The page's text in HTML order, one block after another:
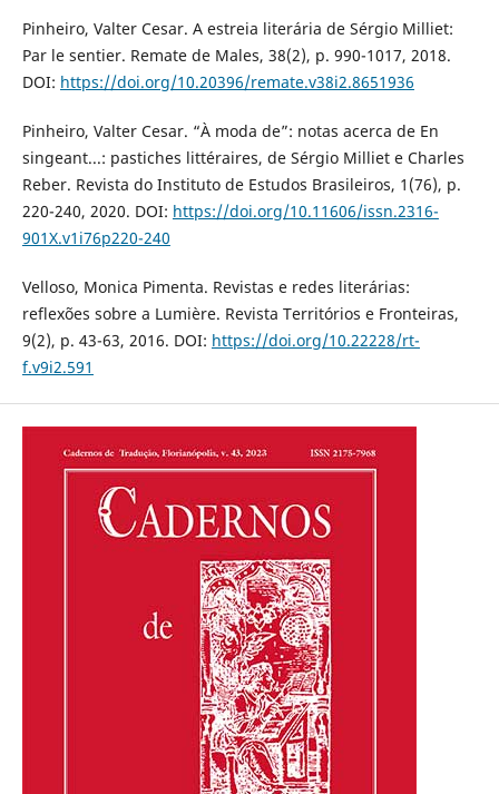
Pinheiro, Valter Cesar. A estreia literária de Sérgio Milliet:
Par le sentier. Remate de Males, 38(2), p. 990-1017, 2018.
DOI: https://doi.org/10.20396/remate.v38i2.8651936
Pinheiro, Valter Cesar. “À moda de”: notas acerca de En
singeant...: pastiches littéraires, de Sérgio Milliet e Charles
Reber. Revista do Instituto de Estudos Brasileiros, 1(76), p.
220-240, 2020. DOI: https://doi.org/10.11606/issn.2316-
901X.v1i76p220-240
Velloso, Monica Pimenta. Revistas e redes literárias:
reflexões sobre a Lumière. Revista Territórios e Fronteiras,
9(2), p. 43-63, 2016. DOI: https://doi.org/10.22228/rt-
f.v9i2.591